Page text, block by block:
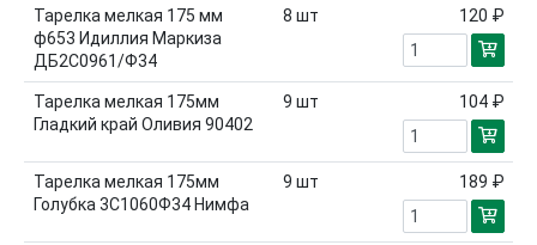
Тарелка мелкая 175 мм
ф653 Идиллия Маркиза
ДБ2С0961/Ф34
8 шт 120 ₽
Тарелка мелкая 175мм
Гладкий край Оливия 90402
9 шт 104 ₽
Тарелка мелкая 175мм
Голубка 3С1060Ф34 Нимфа
9 шт 189 ₽